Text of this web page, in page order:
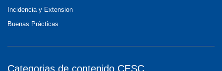
Incidencia y Extension
Buenas Prácticas
Categorias de contenido CESC